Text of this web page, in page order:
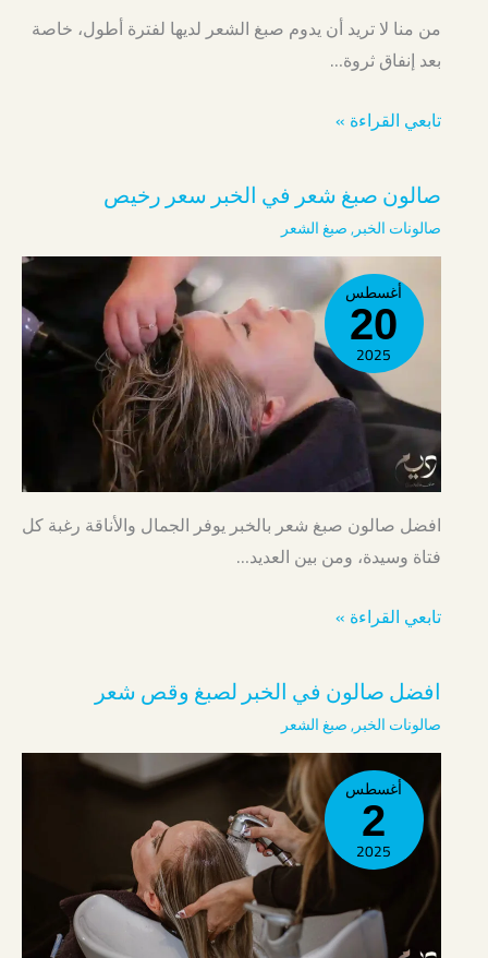
من منا لا تريد أن يدوم صبغ الشعر لديها لفترة أطول، خاصة
بعد إنفاق ثروة…
تابعي القراءة »
صالون صبغ شعر في الخبر سعر رخيص
صالونات الخبر,صبغ الشعر
أغسطس
20
2025
افضل صالون صبغ شعر بالخبر يوفر الجمال والأناقة رغبة كل
فتاة وسيدة، ومن بين العديد…
تابعي القراءة »
افضل صالون في الخبر لصبغ وقص شعر
صالونات الخبر,صبغ الشعر
أغسطس
2
2025